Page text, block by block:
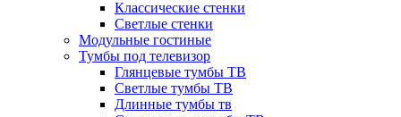
Классические стенки
Светлые стенки
Модульные гостиные
Тумбы под телевизор
Глянцевые тумбы ТВ
Светлые тумбы ТВ
Длинные тумбы тв